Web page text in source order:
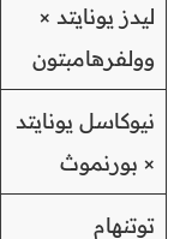
ليدز يونايتد ×
وولفرهامبتون
نيوكاسل يونايتد
× بورنموث
توتنهام